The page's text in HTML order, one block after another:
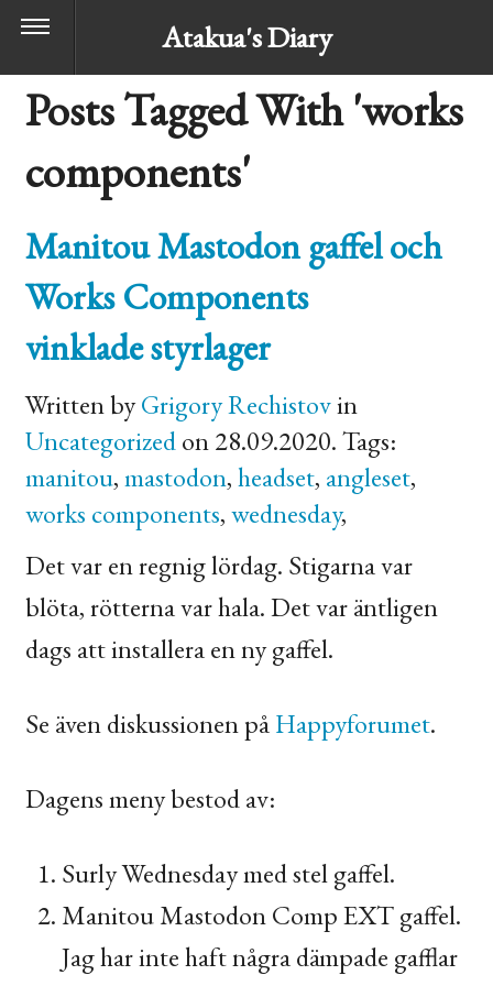
Atakua's Diary
Posts Tagged With 'works
components'
Manitou Mastodon gaffel och
Works Components
vinklade styrlager
Written byGrigory Rechistovin
Uncategorizedon 28.09.2020. Tags:
manitou,mastodon,headset, angleset,
works components,wednesday,
Det var en regnig lördag. Stigarna var
blöta, rötterna var hala. Det var äntligen
dags att installera en ny gaffel.
Se även diskussionen påHappyforumet.
Dagens meny bestod av:
Surly Wednesday med stel gaffel.
Manitou Mastodon CompEXTgaffel.
Jag har inte haft några dämpade gafflar